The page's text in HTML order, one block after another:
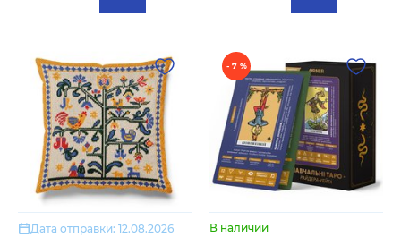
Дата отправки: 12.08.2026
- 7 %
В наличии